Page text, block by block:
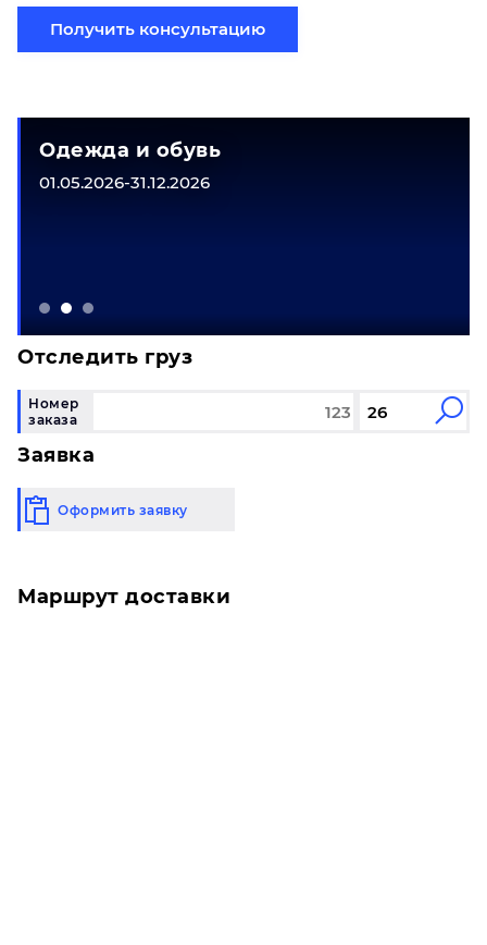
Получить консультацию
Одежда и обувь
01.05.2026-31.12.2026
Отследить груз
Номер
заказа
Заявка
Оформить заявку
Маршрут доставки